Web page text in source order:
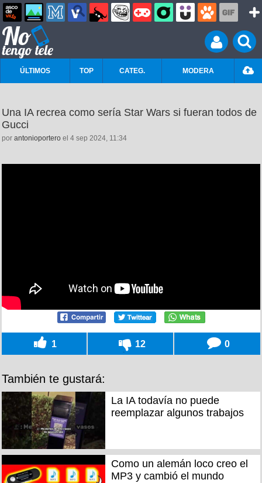
ÚLTIMOS TOP CATEG. MODERA
Una IA recrea como sería Star Wars si fueran todos de
Gucci
por antonioportero el 4 sep 2024, 11:34
1 12 0
También te gustará:
La IA todavía no puede
reemplazar algunos trabajos
Como un alemán loco creo el
MP3 y cambió el mundo